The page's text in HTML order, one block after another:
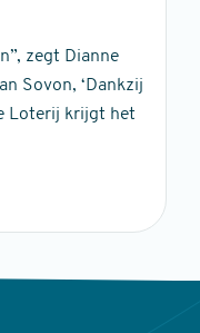
zegt Dianne
Sovon, ‘Dankzij
Loterij krijgt het